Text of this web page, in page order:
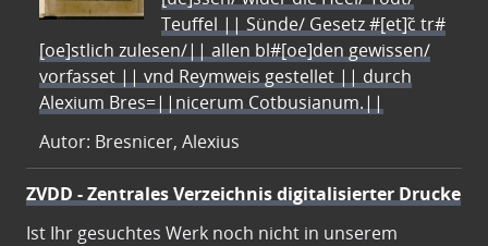
Teuffel || Sünde/ Gesetz #[et]c̃ tr#
[oe]stlich zulesen/|| allen bl#[oe]den gewissen/
vorfasset || vnd Reymweis gestellet || durch
Alexium Bres=||nicerum Cotbusianum.||
Autor: Bresnicer, Alexius
ZVDD - Zentrales Verzeichnis digitalisierter Drucke
Ist Ihr gesuchtes Werk noch nicht in unserem